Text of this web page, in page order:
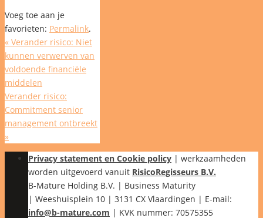
Voeg toe aan je
favorieten: Permalink.
« Verander risico: Niet
kunnen verwerven van
voldoende financiële
middelen
Verander risico:
Commitment senior
management ontbreekt
»
Privacy statement en Cookie policy | werkzaamheden
worden uitgevoerd vanuit RisicoRegisseurs B.V.
B-Mature Holding B.V. | Business Maturity
| Weeshuisplein 10 | 3131 CX Vlaardingen | E-mail:
info@b-mature.com | KVK nummer: 70575355